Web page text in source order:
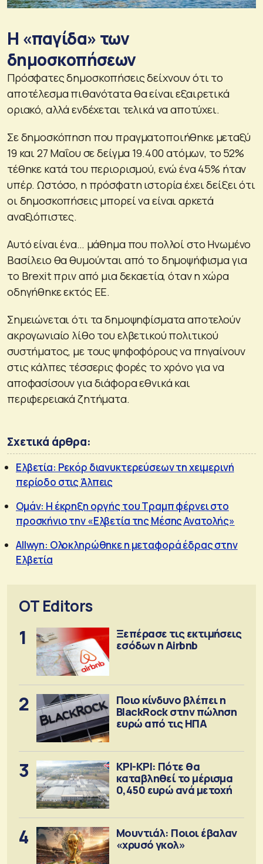
Η «παγίδα» των
δημοσκοπήσεων
Πρόσφατες δημοσκοπήσεις δείχνουν ότι το
αποτέλεσμα πιθανότατα θα είναι εξαιρετικά
οριακό, αλλά ενδέχεται τελικά να αποτύχει.
Σε δημοσκόπηση που πραγματοποιήθηκε μεταξύ
19 και 27 Μαΐου σε δείγμα 19.400 ατόμων, το 52%
τέθηκε κατά του περιορισμού, ενώ ένα 45% ήταν
υπέρ. Ωστόσο, η πρόσφατη ιστορία έχει δείξει ότι
οι δημοσκοπήσεις μπορεί να είναι αρκετά
αναξιόπιστες.
Αυτό είναι ένα… μάθημα που πολλοί στο Ηνωμένο
Βασίλειο θα θυμούνται από το δημοψήφισμα για
το Brexit πριν από μια δεκαετία, όταν η χώρα
οδηγήθηκε εκτός ΕΕ.
Σημειώνεται ότι τα δημοψηφίσματα αποτελούν
ακρογωνιαίο λίθο του ελβετικού πολιτικού
συστήματος, με τους ψηφοφόρους να πηγαίνουν
στις κάλπες τέσσερις φορές το χρόνο για να
αποφασίσουν για διάφορα εθνικά και
περιφερειακά ζητήματα.
Σχετικά άρθρα:
Ελβετία: Ρεκόρ διανυκτερεύσεων τη χειμερινή
περίοδο στις Άλπεις
Ομάν: Η έκρηξη οργής του Τραμπ φέρνει στο
προσκήνιο την «Ελβετία της Μέσης Ανατολής»
Allwyn: Ολοκληρώθηκε η μεταφορά έδρας στην
Ελβετία
OT Editors
1
Ξεπέρασε τις εκτιμήσεις
εσόδων η Airbnb
2
Ποιο κίνδυνο βλέπει η
BlackRock στην πώληση
ευρώ από τις ΗΠΑ
3
ΚΡΙ-ΚΡΙ: Πότε θα
καταβληθεί το μέρισμα
0,450 ευρώ ανά μετοχή
4
Μουντιάλ: Ποιοι έβαλαν
«χρυσό γκολ»